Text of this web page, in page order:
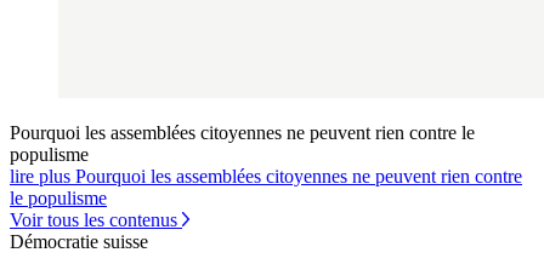
Pourquoi les assemblées citoyennes ne peuvent rien contre le
populisme
lire plus Pourquoi les assemblées citoyennes ne peuvent rien contre
le populisme
Voir tous les contenus
Démocratie suisse